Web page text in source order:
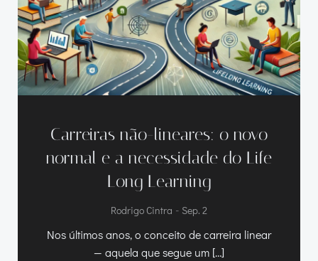
Carreiras não-lineares: o novo
normal e a necessidade do Life
Long Learning
Rodrigo Cintra - Sep. 2
Nos últimos anos,o conceito de carreira linear
— aquela que segue um […]